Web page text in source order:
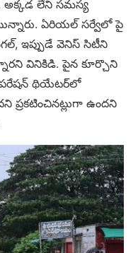
అక్కడ లేని సమస్య
ఏరియల్ సర్వేలో పై
ఇప్పుడే వెనిస్ సిటీని
వినికిడి. పైన కూర్చొని
థియేటర్‌లో
ప్రకటించినట్లుగా ఉందని